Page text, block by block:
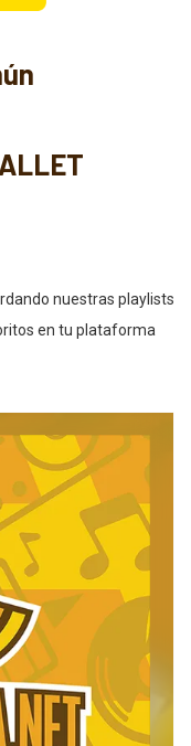
nuestras playlists
en tu plataforma